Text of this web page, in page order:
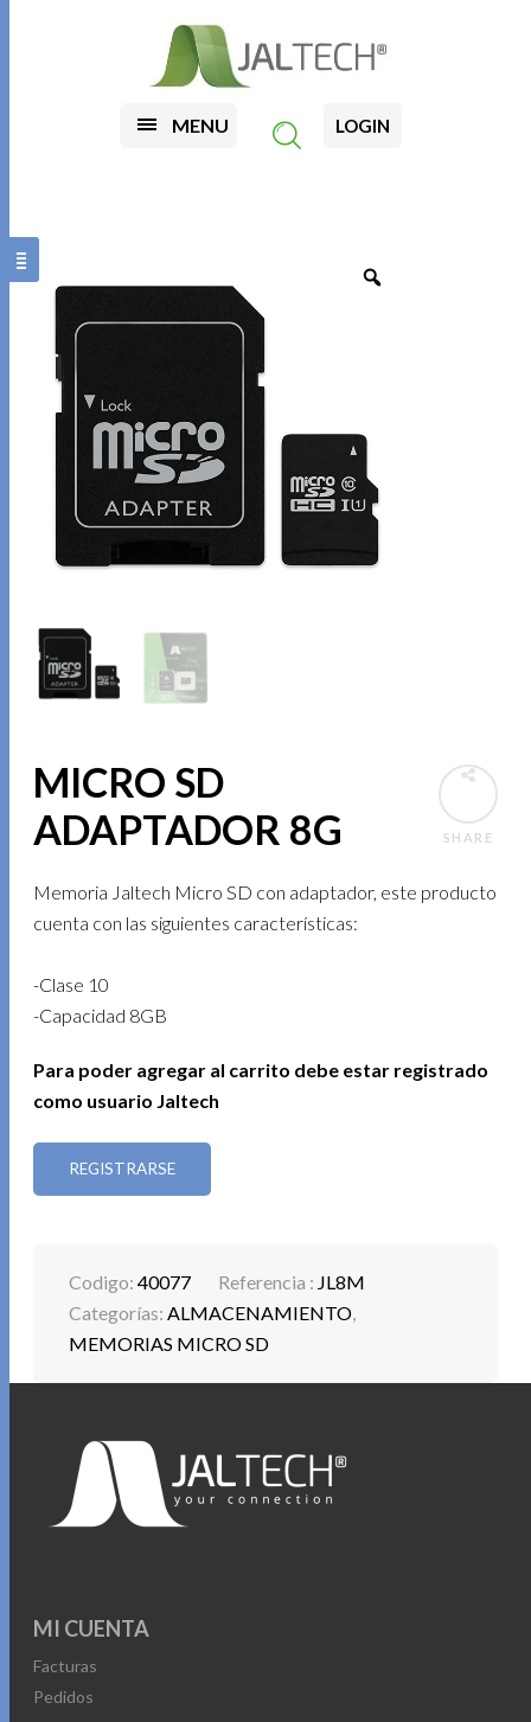
MENU LOGIN
SHARE
MICRO SD
ADAPTADOR 8G
Memoria Jaltech Micro SD con adaptador, este producto
cuenta con las siguientes características:
-Clase 10
-Capacidad 8GB
Para poder agregar al carrito debe estar registrado
como usuario Jaltech
REGISTRARSE
Codigo:40077 Referencia : JL8M
Categorías:ALMACENAMIENTO,
MEMORIAS MICRO SD
MI CUENTA
Facturas
Pedidos